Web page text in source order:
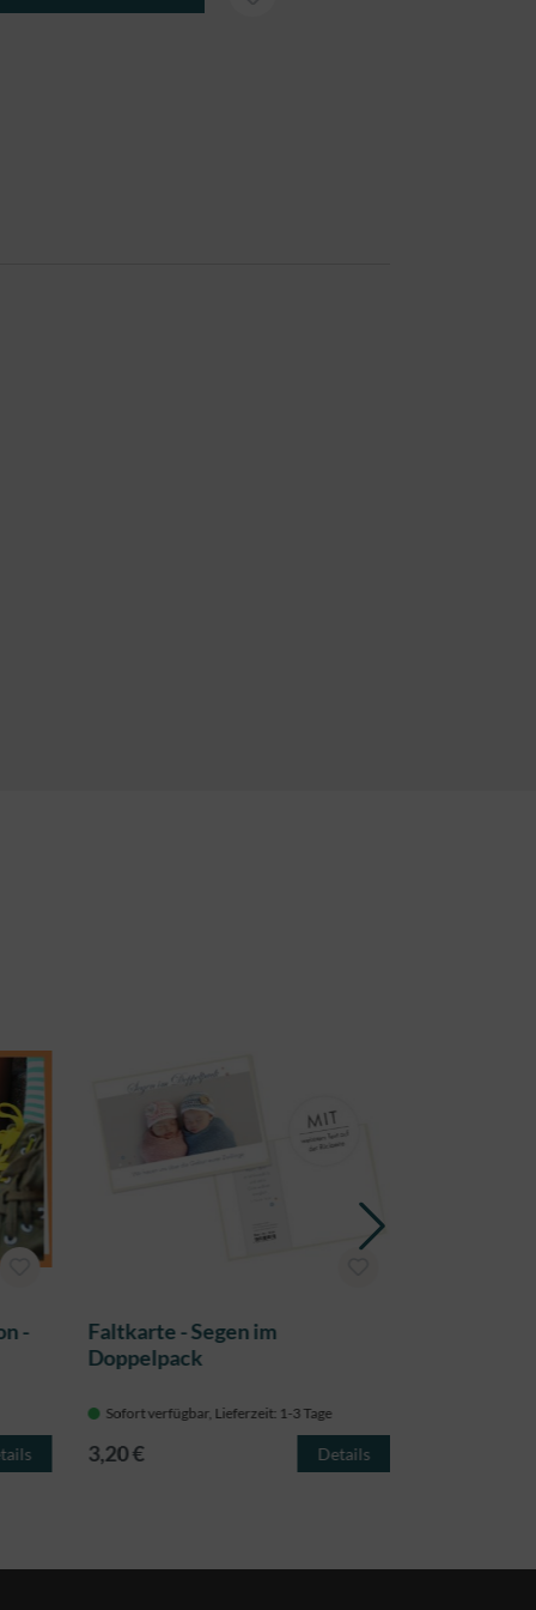
-
Faltkarte - Segen im
Doppelpack
Sofort verfügbar, Lieferzeit: 1-3 Tage
3,20 € Details